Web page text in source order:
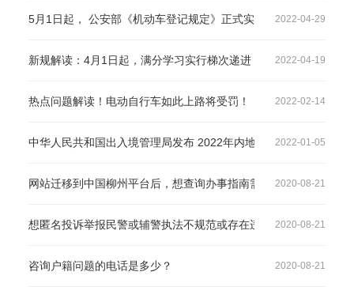
5月1日起， 公安部《机动车登记规定》正式实施，一起看看都有
2022-04-29
新规解读：4月1日起，满分学习实行梯次递进 2022-04-19
热点问题解读！电动自行车如此上路将受罚！ 2022-02-14
中华人民共和国出入境管理局发布 2022年内地居民赴港澳地区定
2022-01-05
网站迁移到中国柳州平台后，想查询办事指南需要在哪里看？
2020-08-21
想匿名投诉举报民警或辅警执法不规范或存在违规违纪行为的，打
2020-08-21
咨询户籍问题的电话是多少？ 2020-08-21